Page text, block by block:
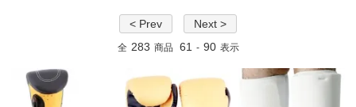
< Prev Next >
全 283 商品 61 - 90 表示